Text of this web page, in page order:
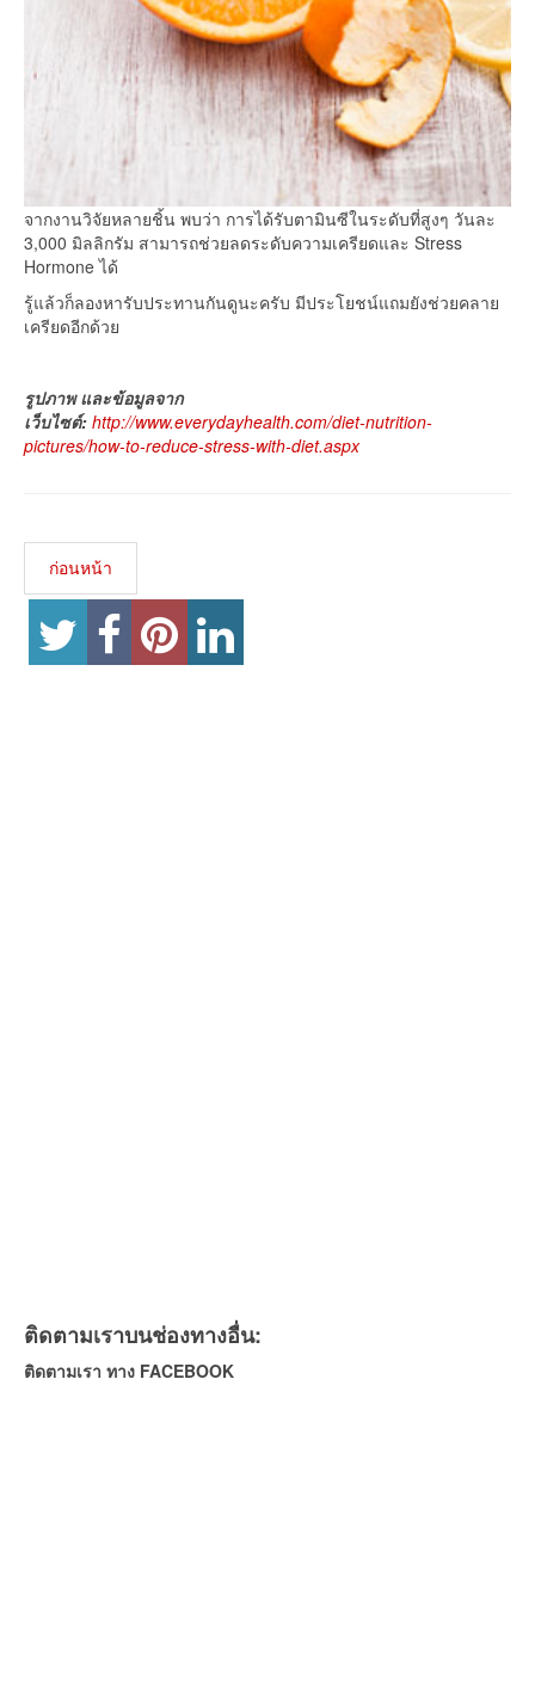
จากงานวิจัยหลายชิ้น พบว่า การได้รับตามินซีในระดับที่สูงๆ วันละ
3,000 มิลลิกรัม สามารถช่วยลดระดับความเครียดและ Stress
Hormone ได้
รู้แล้วก็ลองหารับประทานกันดูนะครับ มีประโยชน์แถมยังช่วยคลาย
เครียดอีกด้วย
รูปภาพ และข้อมูลจาก
เว็บไซต์: http://www.everydayhealth.com/diet-nutrition-
pictures/how-to-reduce-stress-with-diet.aspx
ก่อนหน้า
ติดตามเราบนช่องทางอื่น:
ติดตามเรา ทาง FACEBOOK